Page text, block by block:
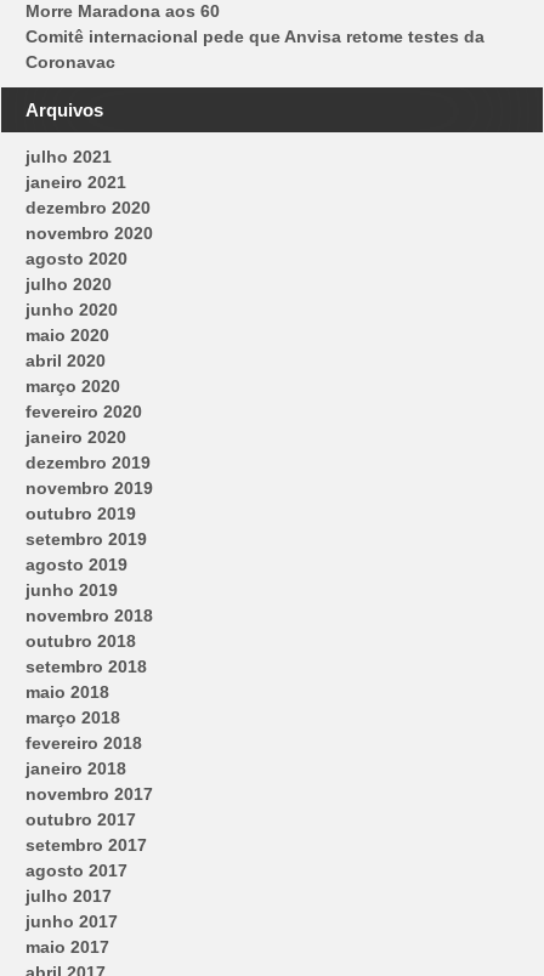
Morre Maradona aos 60
Comitê internacional pede que Anvisa retome testes da
Coronavac
Arquivos
julho 2021
janeiro 2021
dezembro 2020
novembro 2020
agosto 2020
julho 2020
junho 2020
maio 2020
abril 2020
março 2020
fevereiro 2020
janeiro 2020
dezembro 2019
novembro 2019
outubro 2019
setembro 2019
agosto 2019
junho 2019
novembro 2018
outubro 2018
setembro 2018
maio 2018
março 2018
fevereiro 2018
janeiro 2018
novembro 2017
outubro 2017
setembro 2017
agosto 2017
julho 2017
junho 2017
maio 2017